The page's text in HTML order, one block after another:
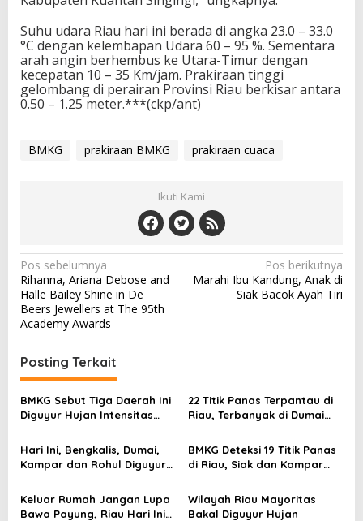
Suhu udara Riau hari ini berada di angka 23.0 – 33.0
°C dengan kelembapan Udara 60 – 95 %. Sementara
arah angin berhembus ke Utara-Timur dengan
kecepatan 10 – 35 Km/jam. Prakiraan tinggi
gelombang di perairan Provinsi Riau berkisar antara
0.50 – 1.25 meter.***(ckp/ant)
BMKG prakiraan BMKG prakiraan cuaca
Ikuti Kami
N
a
v
i
g
a
s
i
p
o
s
Pos sebelumnya
Rihanna, Ariana Debose and
Halle Bailey Shine in De
Beers Jewellers at The 95th
Academy Awards
Pos berikutnya
Marahi Ibu Kandung, Anak di
Siak Bacok Ayah Tiri
Posting Terkait
BMKG Sebut Tiga Daerah Ini
Diguyur Hujan Intensitas
22 Titik Panas Terpantau di
Riau, Terbanyak di Dumai
Hari Ini, Bengkalis, Dumai,
Kampar dan Rohul Diguyur
BMKG Deteksi 19 Titik Panas
di Riau, Siak dan Kampar
Keluar Rumah Jangan Lupa
Bawa Payung, Riau Hari Ini
Wilayah Riau Mayoritas
Bakal Diguyur Hujan